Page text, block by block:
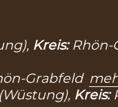
Kreis: Rhön-
Grabfeld
Kreis: